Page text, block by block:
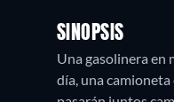
SINOPSIS
Una gasolinera en
día, una